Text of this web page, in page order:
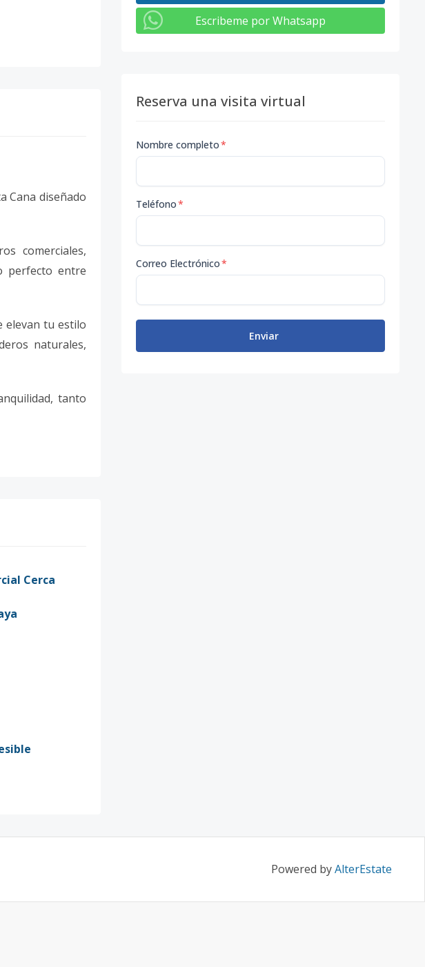
Cana diseñado
comerciales,
perfecto entre
elevan tu estilo
naturales,
tanto
Cerca
Escribeme por Whatsapp
Reserva una visita virtual
Nombre completo*
Teléfono*
Correo Electrónico*
Enviar
Powered byAlterEstate